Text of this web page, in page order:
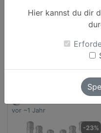
Hier kannst du dir
Direkt
vor ~1 Jahr
-23%